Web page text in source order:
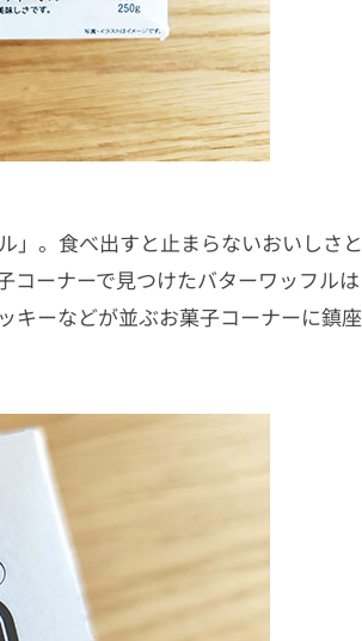
」。食べ出すと止まらないおいしさと
コーナーで見つけたバターワッフルは
キーなどが並ぶお菓子コーナーに鎮座